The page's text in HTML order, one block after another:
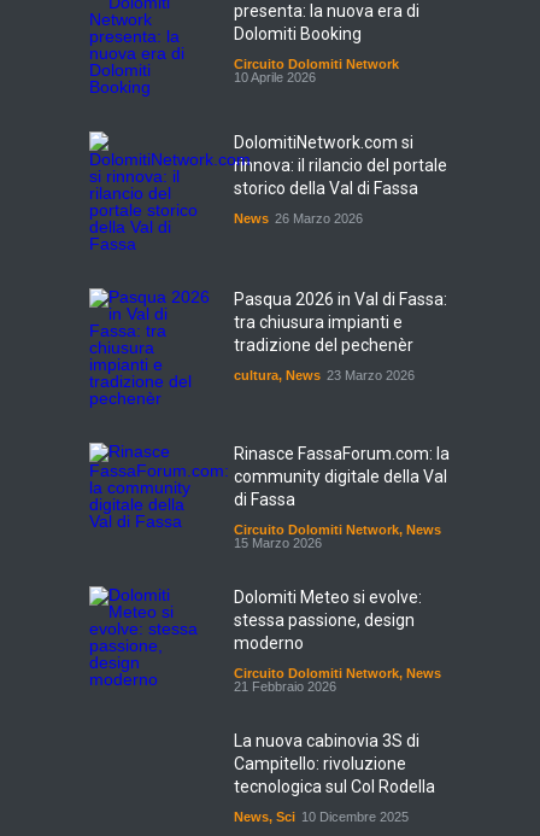
presenta: la nuova era di
Dolomiti Booking
Circuito Dolomiti Network
10 Aprile 2026
DolomitiNetwork.com si
rinnova: il rilancio del portale
storico della Val di Fassa
News 26 Marzo 2026
Pasqua 2026 in Val di Fassa:
tra chiusura impianti e
tradizione del pechenèr
cultura, News 23 Marzo 2026
Rinasce FassaForum.com: la
community digitale della Val
di Fassa
Circuito Dolomiti Network, News
15 Marzo 2026
Dolomiti Meteo si evolve:
stessa passione, design
moderno
Circuito Dolomiti Network, News
21 Febbraio 2026
La nuova cabinovia 3S di
Campitello: rivoluzione
tecnologica sul Col Rodella
News, Sci 10 Dicembre 2025